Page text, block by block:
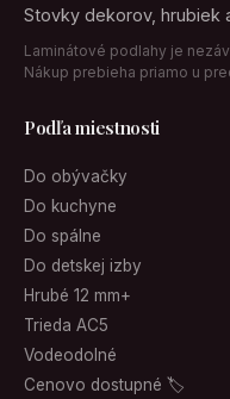
Stovky dekorov, hrubiek
Laminátové podlahy je
Nákup prebieha priamo u
Podľa miestnosti
Do obývačky
Do kuchyne
Do spálne
Do detskej izby
Hrubé 12 mm+
Trieda AC5
Vodeodolné
Cenovo dostupné 🏷